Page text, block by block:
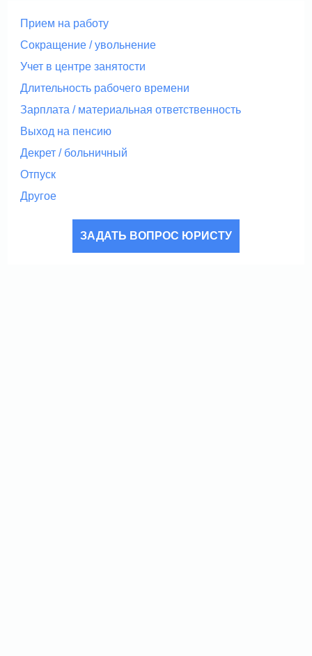
Прием на работу
Сокращение / увольнение
Учет в центре занятости
Длительность рабочего времени
Зарплата / материальная ответственность
Выход на пенсию
Декрет / больничный
Отпуск
Другое
ЗАДАТЬ ВОПРОС ЮРИСТУ